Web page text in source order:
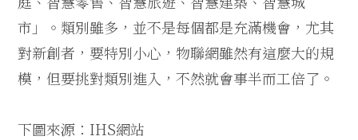
市」。類別雖多，並不是每個都是充滿機會，尤其
對新創者，要特別小心，物聯網雖然有這麼大的規
模，但要挑對類別進入，不然就會事半而工倍了。
下圖來源：IHS網站